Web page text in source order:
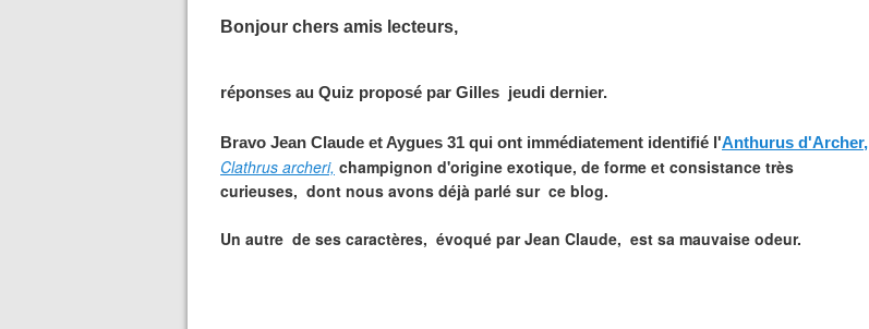
Bonjour chers amis lecteurs,
réponses au Quiz proposé par Gilles jeudi dernier.
Bravo Jean Claude et Aygues 31 qui ont immédiatement identifié l'Anthurus d'Archer,
Clathrus archeri, champignon d'origine exotique, de forme et consistance très
curieuses, dont nous avons déjà parlé sur ce blog.
Un autre de ses caractères, évoqué par Jean Claude, est sa mauvaise odeur.